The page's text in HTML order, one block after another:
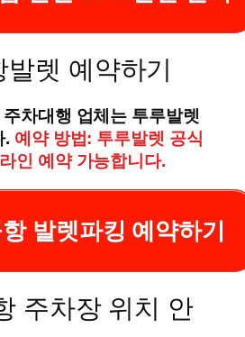
발렛 예약하기
차대행 업체는 투루발렛
. 예약 방법: 투루발렛 공식
인 예약 가능합니다.
발렛파킹 예약하기
주차장 위치 안